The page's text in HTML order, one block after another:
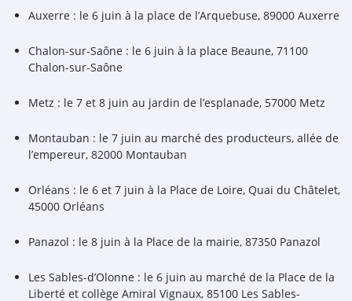
Auxerre : le 6 juin à la place de l’Arquebuse, 89000 Auxerre
Chalon-sur-Saône : le 6 juin à la place Beaune, 71100
Chalon-sur-Saône
Metz : le 7 et 8 juin au jardin de l’esplanade, 57000 Metz
Montauban : le 7 juin au marché des producteurs, allée de
l’empereur, 82000 Montauban
Orléans : le 6 et 7 juin à la Place de Loire, Quai du Châtelet,
45000 Orléans
Panazol : le 8 juin à la Place de la mairie, 87350 Panazol
Les Sables-d’Olonne : le 6 juin au marché de la Place de la
Liberté et collège Amiral Vignaux, 85100 Les Sables-